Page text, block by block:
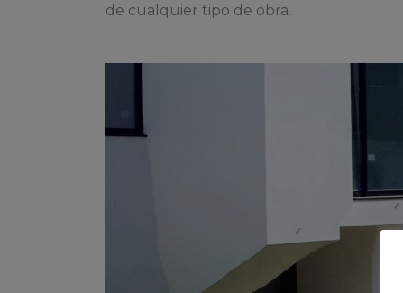
de cualquier tipo de obra.